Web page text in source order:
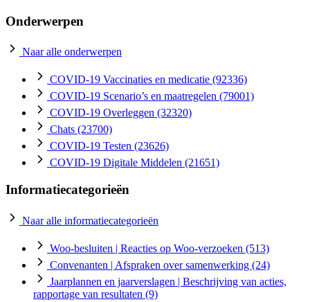
Onderwerpen
Naar alle onderwerpen
COVID-19 Vaccinaties en medicatie (92336)
COVID-19 Scenario’s en maatregelen (79001)
COVID-19 Overleggen (32320)
Chats (23700)
COVID-19 Testen (23626)
COVID-19 Digitale Middelen (21651)
Informatiecategorieën
Naar alle informatiecategorieën
Woo-besluiten | Reacties op Woo-verzoeken (513)
Convenanten | Afspraken over samenwerking (24)
Jaarplannen en jaarverslagen | Beschrijving van acties,
rapportage van resultaten (9)